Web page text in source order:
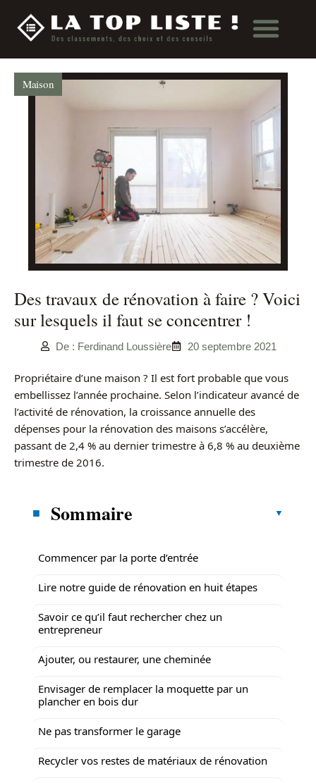
Maison
Des travaux de rénovation à faire ? Voici
sur lesquels il faut se concentrer !
De : Ferdinand Loussière 20 septembre 2021
Propriétaire d’une maison ? Il est fort probable que vous
embellissez l’année prochaine. Selon l’indicateur avancé de
l’activité de rénovation, la croissance annuelle des
dépenses pour la rénovation des maisons s’accélère,
passant de 2,4 % au dernier trimestre à 6,8 % au deuxième
trimestre de 2016.
Sommaire
Commencer par la porte d’entrée
Lire notre guide de rénovation en huit étapes
Savoir ce qu’il faut rechercher chez un
entrepreneur
Ajouter, ou restaurer, une cheminée
Envisager de remplacer la moquette par un
plancher en bois dur
Ne pas transformer le garage
Recycler vos restes de matériaux de rénovation